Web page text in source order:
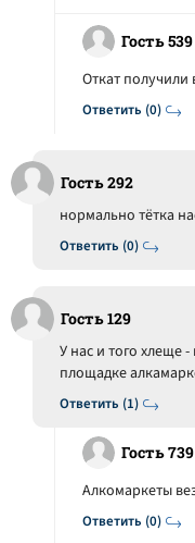
Гость 539
Ответить (0)
Откат получили
Гость 292
Ответить (0)
нормально тётка
Гость 129
Ответить (1)
У нас и того хлеще
площадке
Гость 739
Ответить (0)
Алкомаркеты